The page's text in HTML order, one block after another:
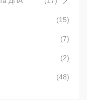
(15)
(7)
(2)
(48)